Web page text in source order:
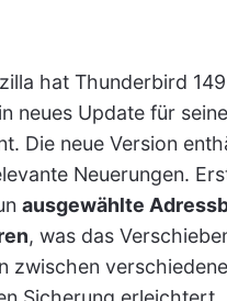
hat Thunderbird
neues Update für
Die neue Version
Neuerungen.
ausgewählte
, was das
zwischen